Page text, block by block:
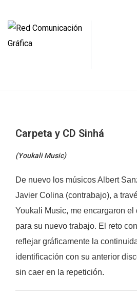
Carpeta y CD Sinhá
(Youkali Music)
De nuevo los músicos Albert
Javier Colina (contrabajo), a
Youkali Music, me encargaron el
para su nuevo trabajo. El reto
reflejar gráficamente la
identificación con su anterior
sin caer en la repetición.